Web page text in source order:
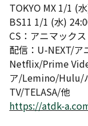
TOKYO MX 1/1 (
BS11 1/1 (水)
CS：アニマックス
配信：U-NEXT/ア
Netflix/Prime
ア/Lemino/Hulu/
TV/TELASA/他
https://atdk-